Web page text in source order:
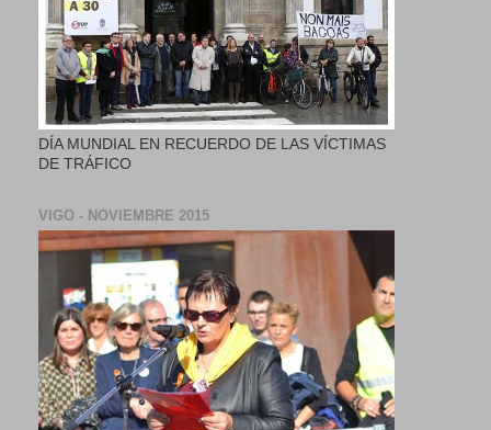
DÍA MUNDIAL EN RECUERDO DE LAS VÍCTIMAS
DE TRÁFICO
VIGO - NOVIEMBRE 2015